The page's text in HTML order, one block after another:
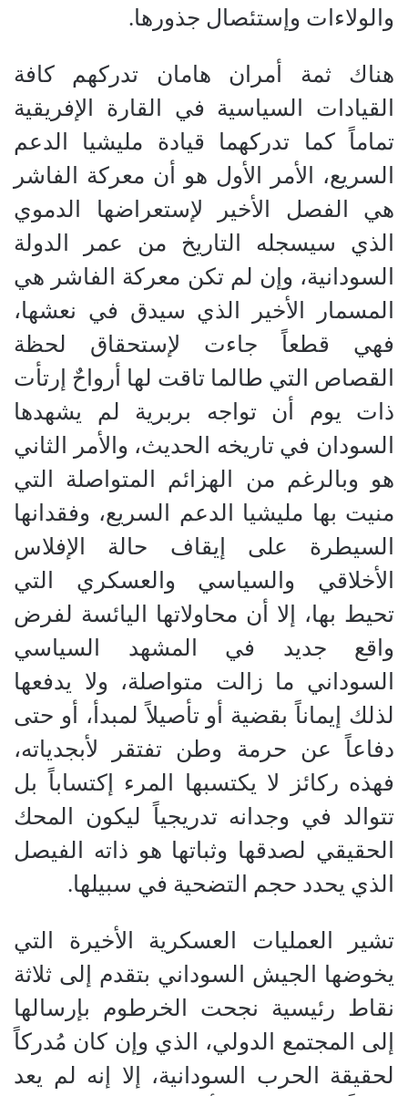
والولاءات وإستئصال جذورها.
هناك ثمة أمران هامان تدركهم كافة
القيادات السياسية في القارة الإفريقية
تماماً كما تدركهما قيادة مليشيا ‫الدعم
السريع، الأمر الأول هو أن معركة الفاشر
هي الفصل الأخير لإستعراضها الدموي
الذي سيسجله ‫التاريخ من عمر الدولة
السودانية، وإن لم تكن معركة الفاشر هي
المسمار الأخير الذي سيدق في نعشها،
فهي قطعاً جاءت لإستحقاق لحظة
القصاص التي طالما تاقت لها أرواحٌ إرتأت
ذات يوم أن تواجه بربرية لم يشهدها
‫السودان في تاريخه الحديث، والأمر الثاني
هو وبالرغم من الهزائم المتواصلة التي
منيت بها مليشيا الدعم السريع، وفقدانها
السيطرة على إيقاف حالة الإفلاس
الأخلاقي والسياسي والعسكري التي
تحيط بها، إلا أن محاولاتها اليائسة لفرض
واقع جديد في المشهد السياسي
السوداني ما زالت متواصلة، ولا يدفعها
لذلك إيماناً بقضية أو تأصيلاً لمبدأ، أو حتى
دفاعاً عن حرمة وطن تفتقر لأبجدياته،
فهذه ركائز لا يكتسبها المرء إكتساباً بل
تتوالد في وجدانه تدريجياً ليكون المحك
الحقيقي لصدقها وثباتها هو ذاته الفيصل
الذي يحدد حجم التضحية في سبيلها.
تشير العمليات العسكرية الأخيرة التي
يخوضها ‫الجيش السوداني بتقدم إلى ثلاثة
نقاط رئيسية نجحت ‫الخرطوم بإرسالها
إلى المجتمع الدولي، الذي وإن كان مُدركاً
لحقيقة الحرب السودانية، إلا إنه لم يعد